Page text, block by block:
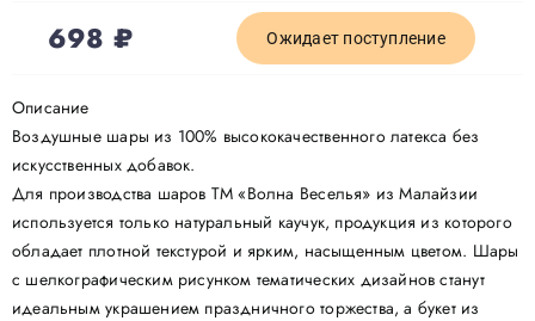
Контакты
Политика конфиденциальности
698₽ Ожидает поступление
Описание
Воздушные шары из 100% высококачественного латекса без
искусственных добавок.
Для производства шаров ТМ «Волна Веселья» из Малайзии
используется только натуральный каучук, продукция из которого
обладает плотной текстурой и ярким, насыщенным цветом. Шары
с шелкографическим рисунком тематических дизайнов станут
идеальным украшением праздничного торжества, а букет из